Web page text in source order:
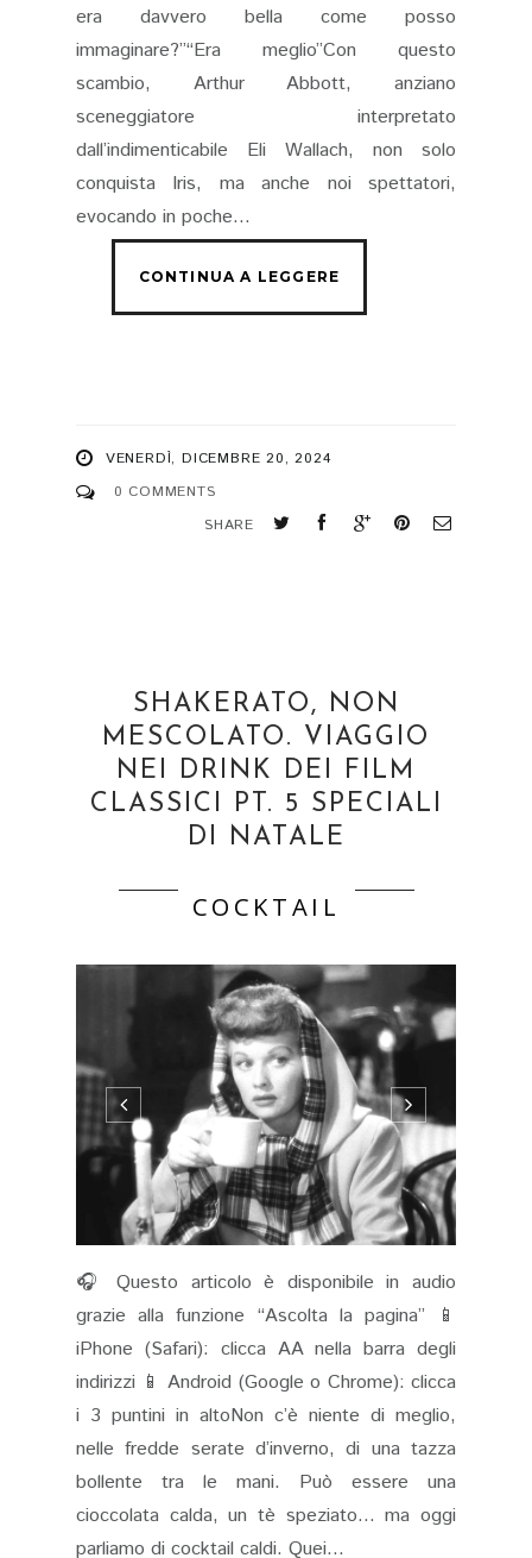
era davvero bella come posso
immaginare?”“Era meglio”Con questo
scambio, Arthur Abbott, anziano
sceneggiatore interpretato
dall’indimenticabile Eli Wallach, non solo
conquista Iris, ma anche noi spettatori,
evocando in poche...
VENERDÌ, DICEMBRE 20, 2024
0 COMMENTS
SHARE
SHAKERATO, NON
MESCOLATO. VIAGGIO
NEI DRINK DEI FILM
CLASSICI PT. 5 SPECIALI
DI NATALE
COCKTAIL
🎧 Questo articolo è disponibile in audio
grazie alla funzione “Ascolta la pagina” 📱
iPhone (Safari): clicca AA nella barra degli
indirizzi 📱 Android (Google o Chrome): clicca
i 3 puntini in altoNon c’è niente di meglio,
nelle fredde serate d’inverno, di una tazza
bollente tra le mani. Può essere una
cioccolata calda, un tè speziato… ma oggi
parliamo di cocktail caldi. Quei...